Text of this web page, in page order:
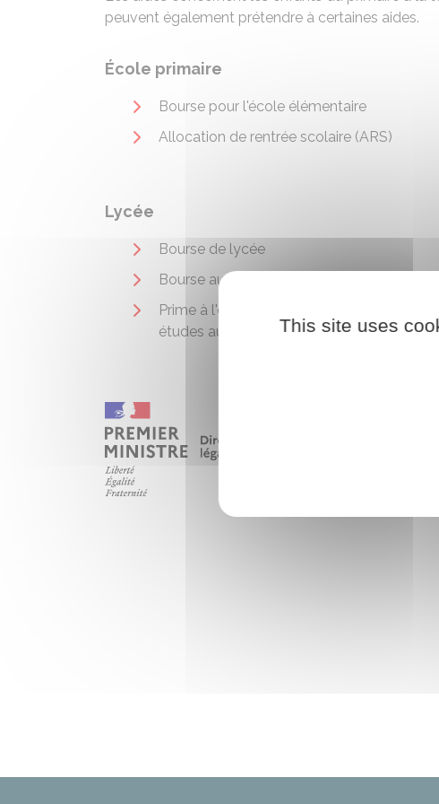
peuvent également prétendre à certaines aides.
École primaire
Bourse pour l'école élémentaire
Allocation de rentrée scolaire (ARS)
Lycée
Bourse de lycée
Bourse au mérite (au lycée)
Prime à l'élève boursier reprenant ses
études au lycée
This site uses